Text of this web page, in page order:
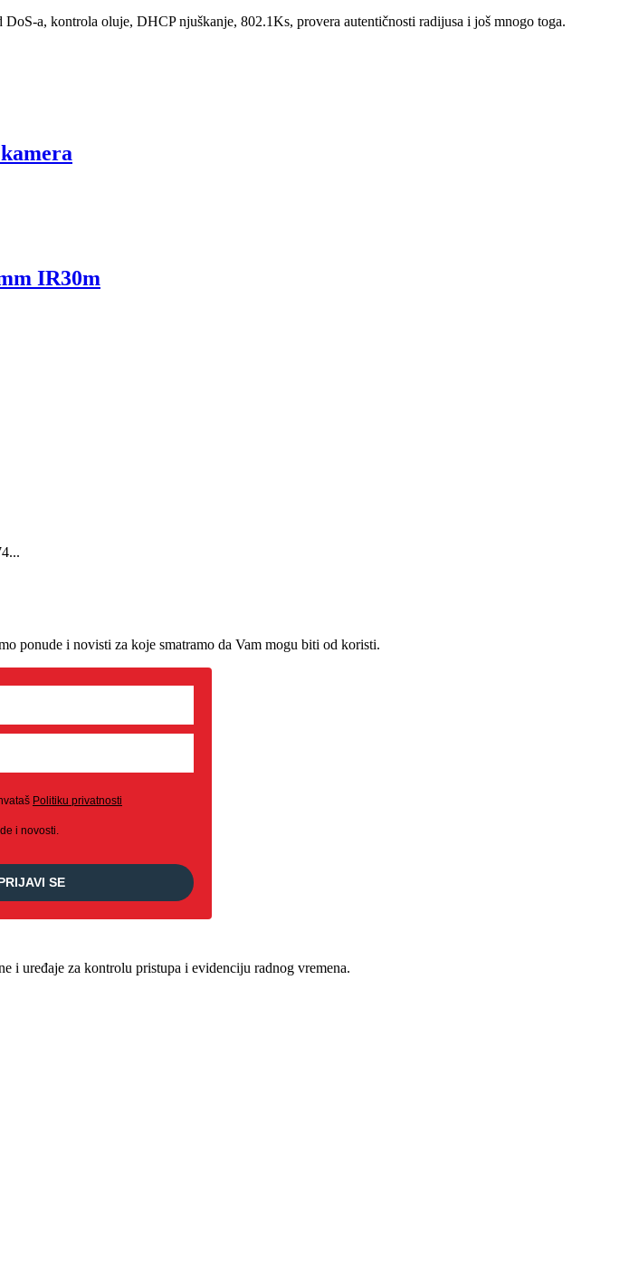
a, kontrola oluje, DHCP njuškanje, 802.1Ks, provera autentičnosti radijusa i još mnogo toga.
IR30m
ponude i novisti za koje smatramo da Vam mogu biti od koristi.
Politiku privatnosti
i novosti.
SE
i uređaje za kontrolu pristupa i evidenciju radnog vremena.